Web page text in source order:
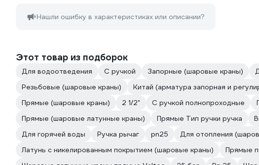
Нашли ошибку в характеристиках или описании?
Этот товар из подборок
Для водоотведения С ручкой Запорные (шаровые краны)
Резьбовые (шаровые краны)
Китай (арматура запорная и
Прямые (шаровые краны)
2 1/2" С ручкой полнопроходные
Прямые (шаровые латунные краны)
Прямые Тип ручки ручка
Для горячей воды
Ручка рычаг pn25 Для отопления
Латунь с никелированным покрытием (шаровые краны)
Прямые